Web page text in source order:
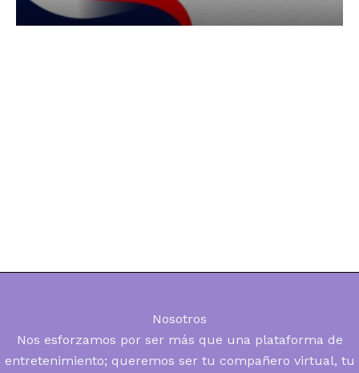
Nosotros
Nos esforzamos por ser más que una plataforma de
entretenimiento; queremos ser tu compañero virtual, tu